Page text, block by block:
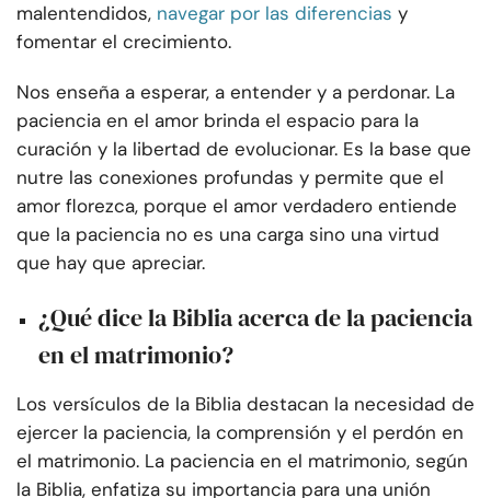
malentendidos, navegar por las diferencias y
fomentar el crecimiento.
Nos enseña a esperar, a entender y a perdonar. La
paciencia en el amor brinda el espacio para la
curación y la libertad de evolucionar. Es la base que
nutre las conexiones profundas y permite que el
amor florezca, porque el amor verdadero entiende
que la paciencia no es una carga sino una virtud
que hay que apreciar.
¿Qué dice la Biblia acerca de la paciencia
en el matrimonio?
Los versículos de la Biblia destacan la necesidad de
ejercer la paciencia, la comprensión y el perdón en
el matrimonio. La paciencia en el matrimonio, según
la Biblia, enfatiza su importancia para una unión